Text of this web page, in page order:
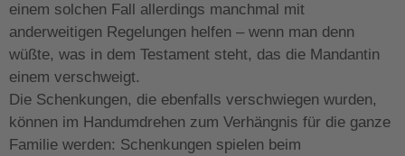
einem solchen Fall allerdings manchmal mit
anderweitigen Regelungen helfen – wenn man denn
wüßte, was in dem Testament steht, das die Mandantin
einem verschweigt.
Die Schenkungen, die ebenfalls verschwiegen wurden,
können im Handumdrehen zum Verhängnis für die ganze
Familie werden: Schenkungen spielen beim